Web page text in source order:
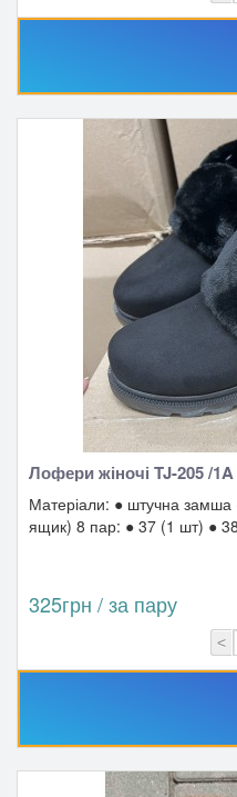
Лофери жіночі TJ-205 /1A
Матеріали: ● штучна замша
ящик) 8 пар: ● 37 (1 шт) ●
325грн / за пару
<